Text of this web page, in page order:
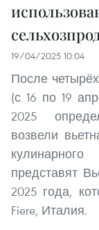
19/04/2025 10:04
После
(с 16 по 19
2025
возвели
представят
2025 года,
Fiere, Италия.